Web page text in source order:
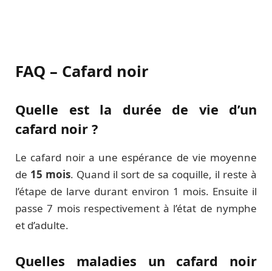
FAQ – Cafard noir
Quelle est la durée de vie d’un
cafard noir ?
Le cafard noir a une espérance de vie moyenne
de 15 mois. Quand il sort de sa coquille, il reste à
l’étape de larve durant environ 1 mois. Ensuite il
passe 7 mois respectivement à l’état de nymphe
et d’adulte.
Quelles maladies un cafard noir